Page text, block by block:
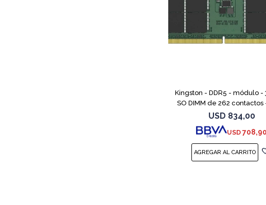
Kingston - DDR5 - módulo -
SO DIMM de 262 contactos
MT/s / PC5-44800 - CL46 -
sin búfer - no ECC
USD 834,00
USD 708,90